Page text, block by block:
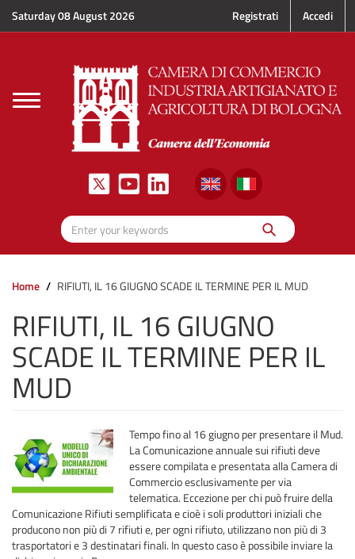
Saturday 08 August 2026 Registrati Accedi
Toggle
navigation
Enter your keywords
Search
Home RIFIUTI, IL 16 GIUGNO SCADE IL TERMINE PER IL MUD
RIFIUTI, IL 16 GIUGNO
SCADE IL TERMINE PER IL
MUD
Tempo fino al 16 giugno per presentare il Mud.
La Comunicazione annuale sui rifiuti deve
essere compilata e presentata alla Camera di
Commercio esclusivamente per via
telematica. Eccezione per chi può fruire della
Comunicazione Rifiuti semplificata e cioè i soli produttori iniziali che
producono non più di 7 rifiuti e, per ogni rifiuto, utilizzano non più di 3
trasportatori e 3 destinatari finali. In questo caso è possibile inviare la